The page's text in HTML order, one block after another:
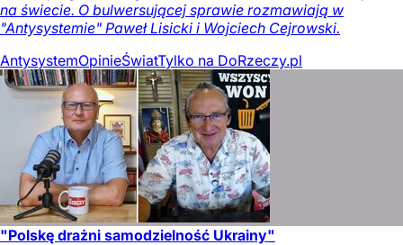
na świecie. O bulwersującej sprawie rozmawiają w
"Antysystemie" Paweł Lisicki i Wojciech Cejrowski.
AntysystemOpinieŚwiatTylko na DoRzeczy.pl
"Polskę drażni samodzielność Ukrainy"